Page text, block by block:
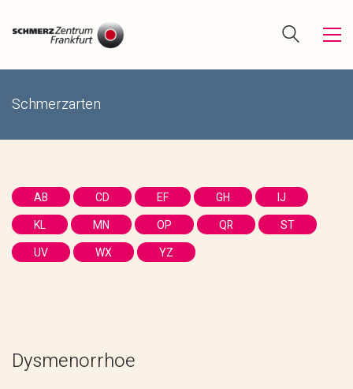
Schmerzarten
AB CD EF GH
IJ
KL
MN OP QR
ST
UV
WX YZ
Dysmenorrhoe